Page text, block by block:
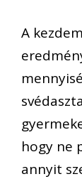
A
hogy ne
annyit